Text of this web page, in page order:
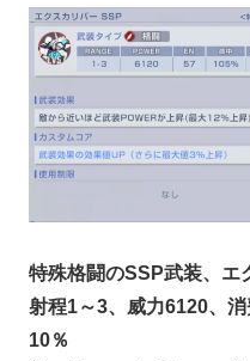
特殊格闘のSSP武装、エ
射程1～3、威力6120、
10％